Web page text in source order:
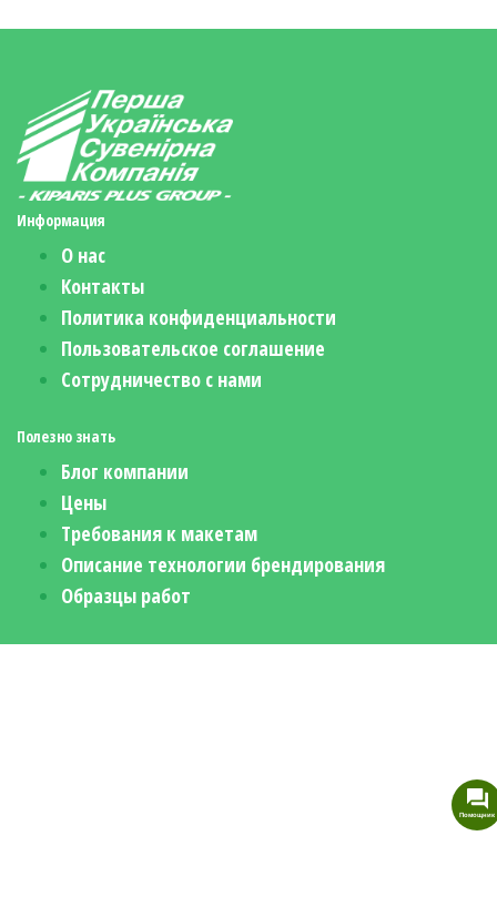
Информация
О нас
Контакты
Политика конфиденциальности
Пользовательское соглашение
Сотрудничество с нами
Полезно знать
Блог компании
Цены
Требования к макетам
Описание технологии брендирования
Образцы работ
Помощник